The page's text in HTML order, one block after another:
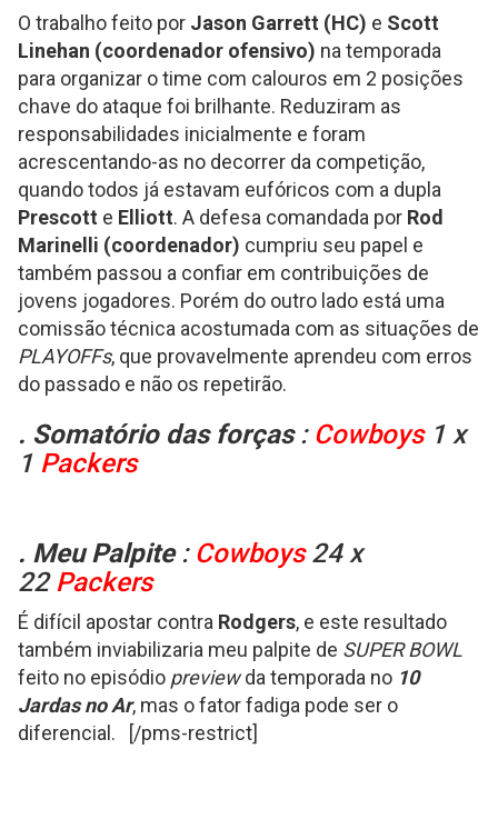
O trabalho feito por Jason Garrett (HC) e Scott
Linehan (coordenador ofensivo) na temporada
para organizar o time com calouros em 2 posições
chave do ataque foi brilhante. Reduziram as
responsabilidades inicialmente e foram
acrescentando-as no decorrer da competição,
quando todos já estavam eufóricos com a dupla
Prescott e Elliott. A defesa comandada por Rod
Marinelli (coordenador) cumpriu seu papel e
também passou a confiar em contribuições de
jovens jogadores. Porém do outro lado está uma
comissão técnica acostumada com as situações de
PLAYOFFs, que provavelmente aprendeu com erros
do passado e não os repetirão.
. Somatório das forças: Cowboys1 x
1 Packers
. Meu Palpite: Cowboys24 x
22Packers
É difícil apostar contra Rodgers, e este resultado
também inviabilizaria meu palpite de SUPER BOWL
feito no episódio previewda temporada no 10
Jardas no Ar, mas o fator fadiga pode ser o
diferencial. [/pms-restrict]